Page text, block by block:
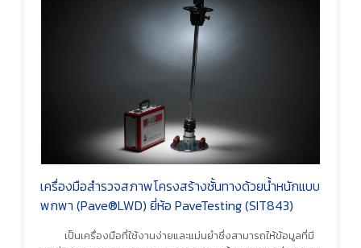
เครื่องมือสำรวจสภาพโครงสร้างชั้นทางด้วยน้ำหนักแบบ
พกพา (Pave®LWD) ยี่ห้อ PaveTesting (SIT843)
เป็นเครื่องมือที่ใช้งานง่ายและแม่นยำซึ่งสามารถให้ข้อมูลที่มี